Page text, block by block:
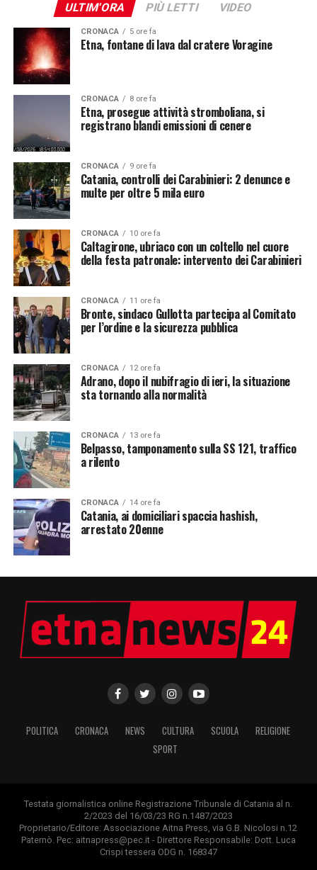
ULTIM'ORA PIÙ LETTI VIDEO
CRONACA 5 ore fa
Etna, fontane di lava dal cratere Voragine
CRONACA 8 ore fa
Etna, prosegue attività stromboliana, si
registrano blandi emissioni di cenere
CRONACA 9 ore fa
Catania, controlli dei Carabinieri: 2 denunce e
multe per oltre 5 mila euro
CRONACA 10 ore fa
Caltagirone, ubriaco con un coltello nel cuore
della festa patronale: intervento dei Carabinieri
CRONACA 11 ore fa
Bronte, sindaco Gullotta partecipa al Comitato
per l’ordine e la sicurezza pubblica
CRONACA 12 ore fa
Adrano, dopo il nubifragio di ieri, la situazione
sta tornando alla normalità
CRONACA 13 ore fa
Belpasso, tamponamento sulla SS 121, traffico
a rilento
CRONACA 14 ore fa
Catania, ai domiciliari spaccia hashish,
arrestato 20enne
POLITICA CRONACA NEWS CULTURA SCUOLA
RELIGIONE
SPORT
Testata giornalistica online Registrazione Tribunale di Catania al n.
2/2023 del 16/03/23 RG n.1487/2023
Proprietario/Editore: Associazione Aitna Press, via G.B. Nicolosi n.12
Paternò. Pec: aitnapress@pec.it - Direttore Responsabile: Dott. Luca
Crispi tessera ODG n. 168347